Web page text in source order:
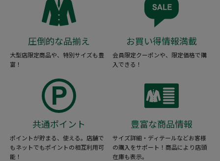
圧倒的な品揃え
大型店限定商品や、特別サイズも豊
富！
お買い得情報満載
会員限定クーポンや、限定価格で購
入できる！
共通ポイント
ポイントが貯まる、使える。店舗で
もネットでもポイントの相互利用可
能！
豊富な商品情報
サイズ詳細・ディテールなどお客様
の購入をサポート！商品により店頭
在庫も表示。